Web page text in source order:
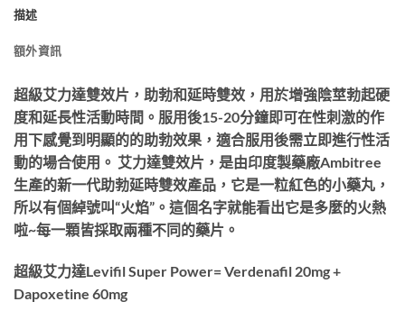
描述
額外資訊
超級艾力達雙效片​，助勃和延時雙效，​用於增強陰莖勃起硬
度和延長性活動時間。服用後15-20分鐘即可在性刺激的作
用下感覺到明顯的的助勃效果，適合服用後需立即進行性活
動的場合使用。 艾力達雙效片，是由印度製藥廠Ambitree
生產的新一代助勃延時雙效產品，它是一粒紅色的小藥丸，
所以有個綽號叫“火焰”。這個名字就能看出它是多麼的火熱
啦~每一顆皆採取兩種不同的藥片。
超級艾力達Levifil Super Power= Verdenafil 20mg +
Dapoxetine 60mg